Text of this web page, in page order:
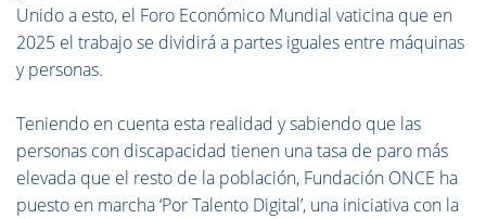
Unido a esto, el Foro Económico Mundial vaticina que en
2025 el trabajo se dividirá a partes iguales entre máquinas
y personas.
Teniendo en cuenta esta realidad y sabiendo que las
personas con discapacidad tienen una tasa de paro más
elevada que el resto de la población, Fundación ONCE ha
puesto en marcha ‘Por Talento Digital’, una iniciativa con la